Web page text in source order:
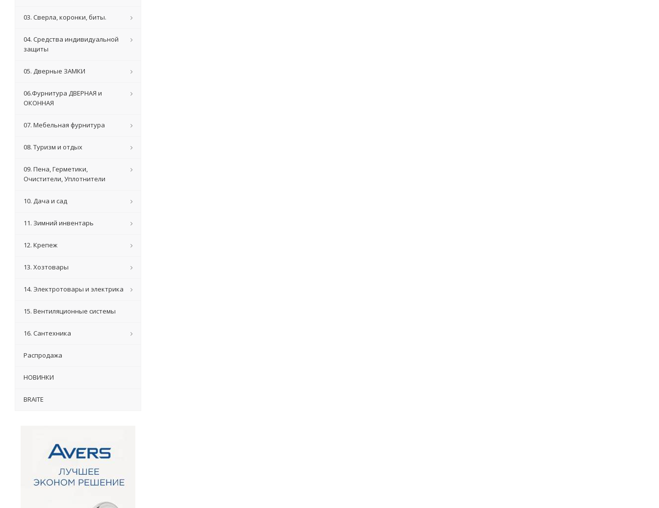
03. Сверла, коронки, биты.
04. Средства индивидуальной
защиты
05. Дверные ЗАМКИ
06.Фурнитура ДВЕРНАЯ и
ОКОННАЯ
07. Мебельная фурнитура
08. Туризм и отдых
09. Пена, Герметики,
Очистители, Уплотнители
10. Дача и сад
11. Зимний инвентарь
12. Крепеж
13. Хозтовары
14. Электротовары и электрика
15. Вентиляционные системы
16. Сантехника
Распродажа
НОВИНКИ
BRAITE